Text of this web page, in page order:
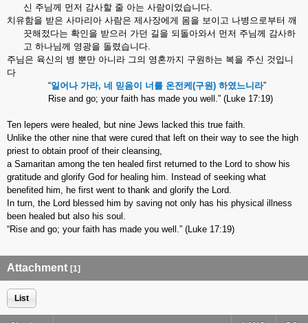
신 주님께 먼저 감사할 줄 아는 사람이었습니다.
치유함을 받은 사마리아 사람은 제사장에게 몸을 보이고 나병으로부터 깨
끗해젔다는 확인을 받으러 가던 길을 되돌아와서 먼저 주님께 감사하
고 하나님께 영광을 돌렸습니다.
주님은 육신의 병 뿐만 아니라 그의 영혼까지 구원하는 복을 주신 것입니
다
“일어나 가라, 네 믿음이 너를 온전케 (구원) 하였느니라”
Rise and go; your faith has made you well.” (Luke 17:19)
Ten lepers were healed, but nine Jews lacked this true faith.
Unlike the other nine that were cured that left on their way to see the high
priest to obtain proof of their cleansing,
a Samaritan among the ten healed first returned to the Lord to show his
gratitude and glorify God for healing him. Instead of seeking what
benefited him, he first went to thank and glorify the Lord.
In turn, the Lord blessed him by saving not only has his physical illness
been healed but also his soul.
“Rise and go; your faith has made you well.” (Luke 17:19)
Attachment [1]
List